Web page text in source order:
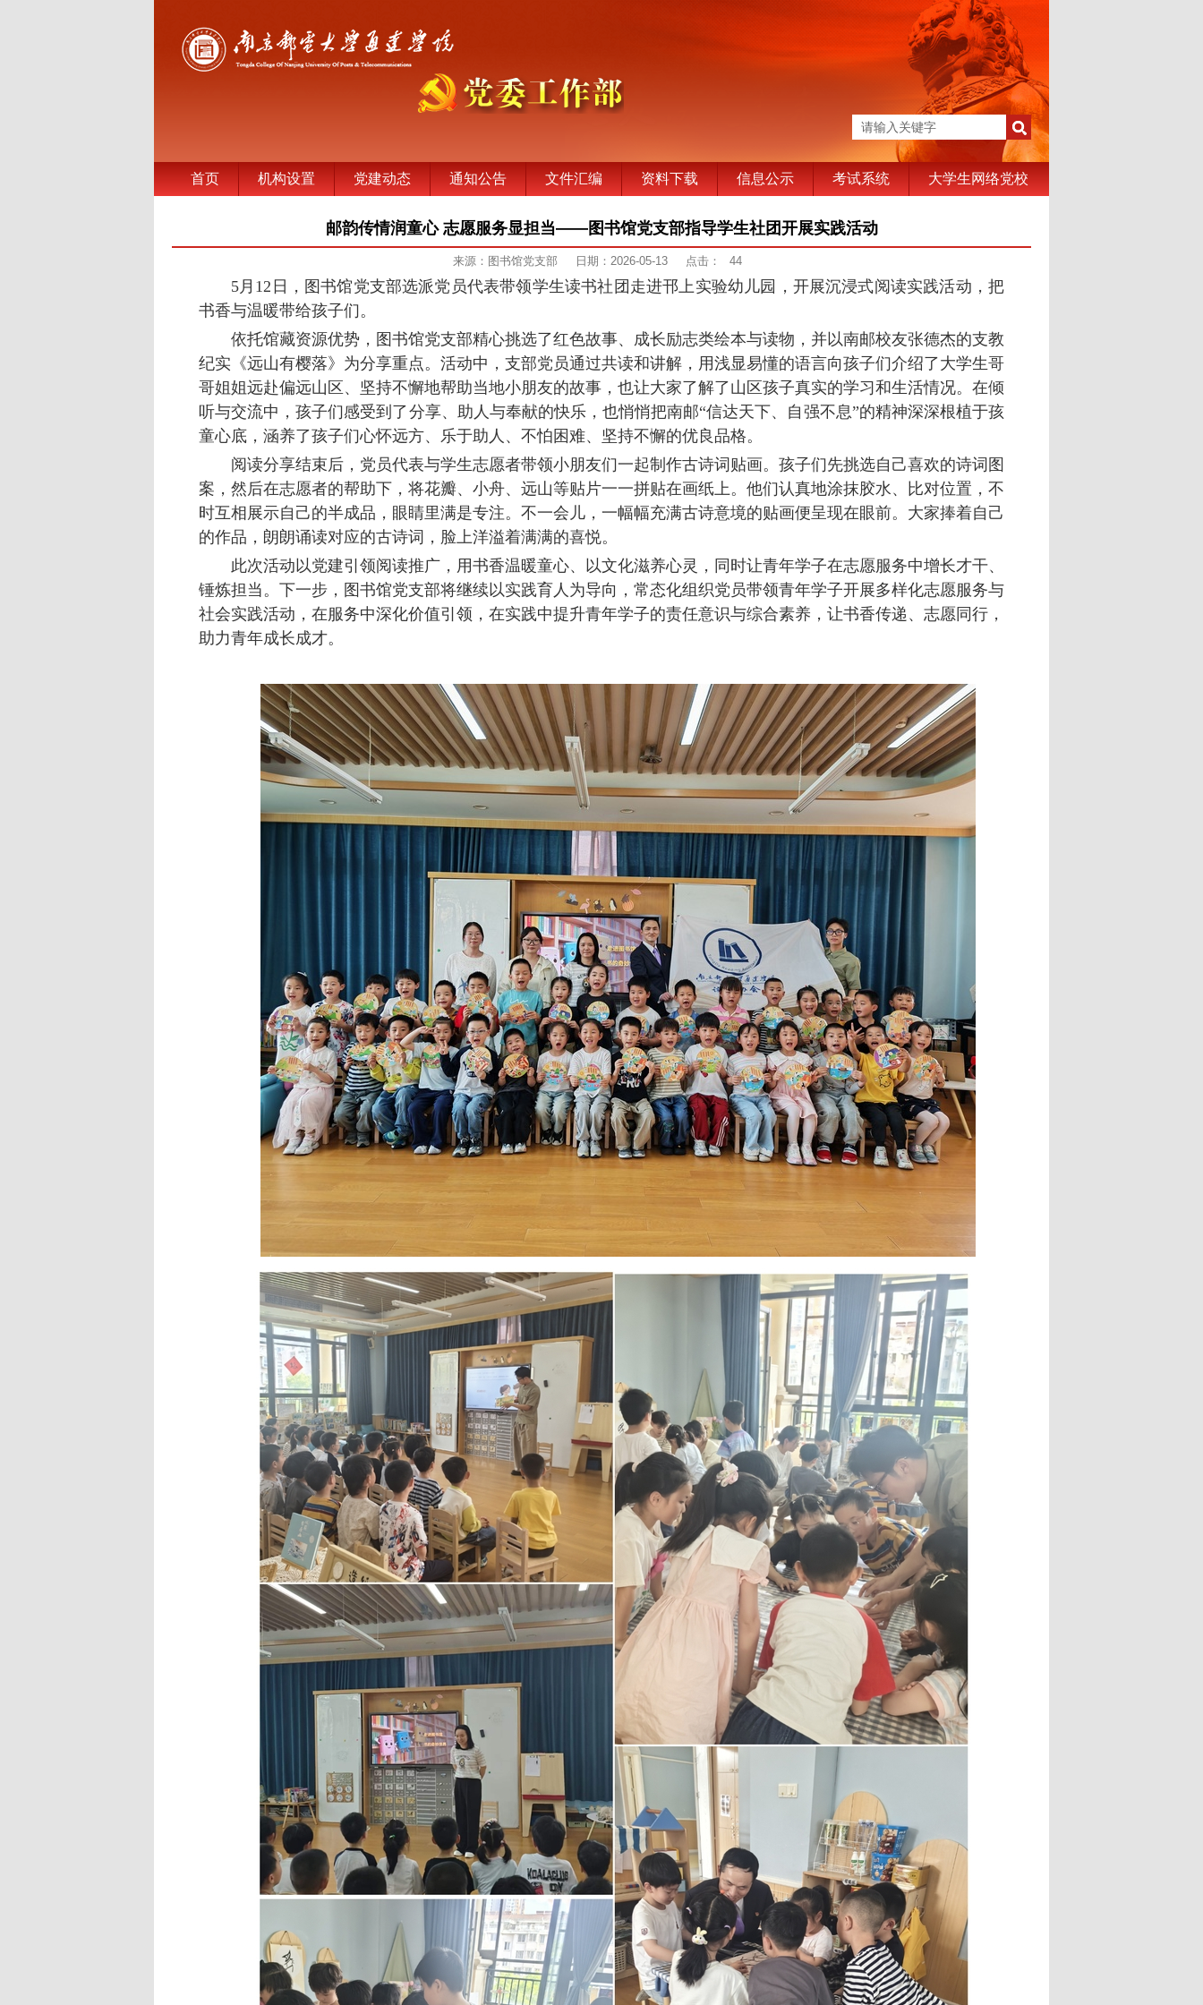
首页 机构设置 党建动态 通知公告 文件汇编 资料下载 信息公示 考试系统 大学生网络党校
邮韵传情润童心 志愿服务显担当——图书馆党支部指导学生社团开展实践活动
来源：图书馆党支部 日期：2026-05-13 点击： 44
5月12日，图书馆党支部选派党员代表带领学生读书社团走进邗上实验幼儿园，开展沉浸式阅读实践活动，把
书香与温暖带给孩子们。
依托馆藏资源优势，图书馆党支部精心挑选了红色故事、成长励志类绘本与读物，并以南邮校友张德杰的支教
纪实《远山有樱落》为分享重点。活动中，支部党员通过共读和讲解，用浅显易懂的语言向孩子们介绍了大学生哥
哥姐姐远赴偏远山区、坚持不懈地帮助当地小朋友的故事，也让大家了解了山区孩子真实的学习和生活情况。在倾
听与交流中，孩子们感受到了分享、助人与奉献的快乐，也悄悄把南邮“信达天下、自强不息”的精神深深根植于孩
童心底，涵养了孩子们心怀远方、乐于助人、不怕困难、坚持不懈的优良品格。
阅读分享结束后，党员代表与学生志愿者带领小朋友们一起制作古诗词贴画。孩子们先挑选自己喜欢的诗词图
案，然后在志愿者的帮助下，将花瓣、小舟、远山等贴片一一拼贴在画纸上。他们认真地涂抹胶水、比对位置，不
时互相展示自己的半成品，眼睛里满是专注。不一会儿，一幅幅充满古诗意境的贴画便呈现在眼前。大家捧着自己
的作品，朗朗诵读对应的古诗词，脸上洋溢着满满的喜悦。
此次活动以党建引领阅读推广，用书香温暖童心、以文化滋养心灵，同时让青年学子在志愿服务中增长才干、
锤炼担当。下一步，图书馆党支部将继续以实践育人为导向，常态化组织党员带领青年学子开展多样化志愿服务与
社会实践活动，在服务中深化价值引领，在实践中提升青年学子的责任意识与综合素养，让书香传递、志愿同行，
助力青年成长成才。